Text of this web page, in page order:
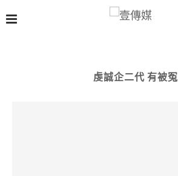
虔誠企二代 有被冤